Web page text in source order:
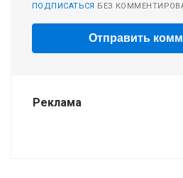
ПОДПИСАТЬСЯ БЕЗ
Реклама